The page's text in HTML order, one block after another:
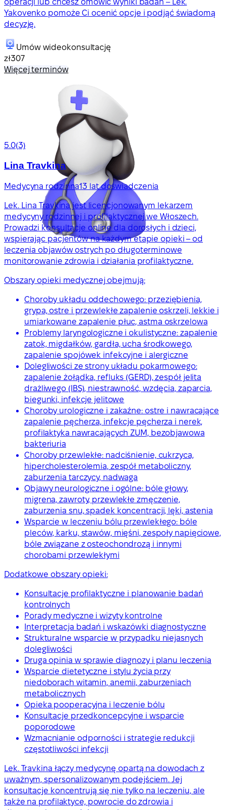
Yakovenko pomoże Ci ocenić opcje i podjąć świadomą
decyzję.
Umów wideokonsultację
zł307
Więcej terminów
5.0(3)
Lina Travkina
Medycyna rodzinna13 lat doświadczenia
Lek. Lina Travkina jest licencjonowanym lekarzem
medycyny rodzinnej i profilaktycznej we Włoszech.
Prowadzi konsultacje online dla dorosłych i dzieci,
wspierając pacjentów na każdym etapie opieki – od
leczenia objawów ostrych po długoterminowe
monitorowanie zdrowia i działania profilaktyczne.
Obszary opieki medycznej obejmują:
Choroby układu oddechowego: przeziębienia,
grypa, ostre i przewlekłe zapalenie oskrzeli, lekkie i
umiarkowane zapalenie płuc, astma oskrzelowa
Problemy laryngologiczne i okulistyczne: zapalenie
zatok, migdałków, gardła, ucha środkowego,
zapalenie spojówek infekcyjne i alergiczne
Dolegliwości ze strony układu pokarmowego:
zapalenie żołądka, refluks (GERD), zespół jelita
drażliwego (IBS), niestrawność, wzdęcia, zaparcia,
biegunki, infekcje jelitowe
Choroby urologiczne i zakaźne: ostre i nawracające
zapalenie pęcherza, infekcje pęcherza i nerek,
profilaktyka nawracających ZUM, bezobjawowa
bakteriuria
Choroby przewlekłe: nadciśnienie, cukrzyca,
hipercholesterolemia, zespół metaboliczny,
zaburzenia tarczycy, nadwaga
Objawy neurologiczne i ogólne: bóle głowy,
migrena, zawroty, przewlekłe zmęczenie,
zaburzenia snu, spadek koncentracji, lęki, astenia
Wsparcie w leczeniu bólu przewlekłego: bóle
pleców, karku, stawów, mięśni, zespoły napięciowe,
bóle związane z osteochondrozą i innymi
chorobami przewlekłymi
Dodatkowe obszary opieki:
Konsultacje profilaktyczne i planowanie badań
kontrolnych
Porady medyczne i wizyty kontrolne
Interpretacja badań i wskazówki diagnostyczne
Strukturalne wsparcie w przypadku niejasnych
dolegliwości
Druga opinia w sprawie diagnozy i planu leczenia
Wsparcie dietetyczne i stylu życia przy
niedoborach witamin, anemii, zaburzeniach
metabolicznych
Opieka pooperacyjna i leczenie bólu
Konsultacje przedkoncepcyjne i wsparcie
poporodowe
Wzmacnianie odporności i strategie redukcji
częstotliwości infekcji
Lek. Travkina łączy medycynę opartą na dowodach z
uważnym, spersonalizowanym podejściem. Jej
konsultacje koncentrują się nie tylko na leczeniu, ale
także na profilaktyce, powrocie do zdrowia i